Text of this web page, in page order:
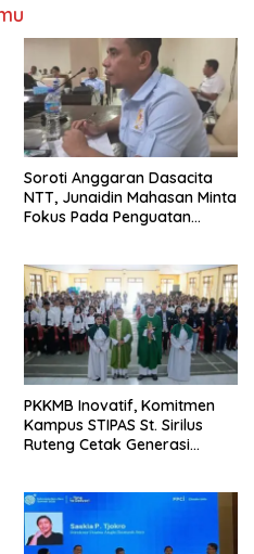
Soroti Anggaran Dasacita
NTT, Junaidin Mahasan Minta
Fokus Pada Penguatan
PKKMB Inovatif, Komitmen
Kampus STIPAS St. Sirilus
Ruteng Cetak Generasi